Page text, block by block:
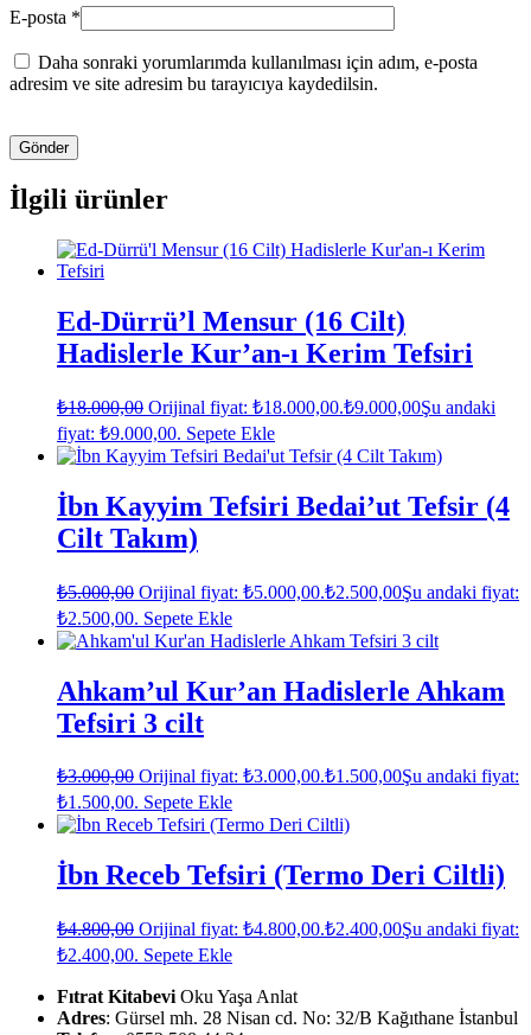
E-posta *
Daha sonraki yorumlarımda kullanılması için adım, e-posta
adresim ve site adresim bu tarayıcıya kaydedilsin.
İlgili ürünler
Ed-Dürrü’l Mensur (16 Cilt)
Hadislerle Kur’an-ı Kerim Tefsiri
₺18.000,00 Orijinal fiyat: ₺18.000,00.₺9.000,00Şu andaki
fiyat: ₺9.000,00. Sepete Ekle
İbn Kayyim Tefsiri Bedai’ut Tefsir (4
Cilt Takım)
₺5.000,00 Orijinal fiyat: ₺5.000,00.₺2.500,00Şu andaki fiyat:
₺2.500,00. Sepete Ekle
Ahkam’ul Kur’an Hadislerle Ahkam
Tefsiri 3 cilt
₺3.000,00 Orijinal fiyat: ₺3.000,00.₺1.500,00Şu andaki fiyat:
₺1.500,00. Sepete Ekle
İbn Receb Tefsiri (Termo Deri Ciltli)
₺4.800,00 Orijinal fiyat: ₺4.800,00.₺2.400,00Şu andaki fiyat:
₺2.400,00. Sepete Ekle
Fıtrat Kitabevi Oku Yaşa Anlat
Adres: Gürsel mh. 28 Nisan cd. No: 32/B Kağıthane İstanbul